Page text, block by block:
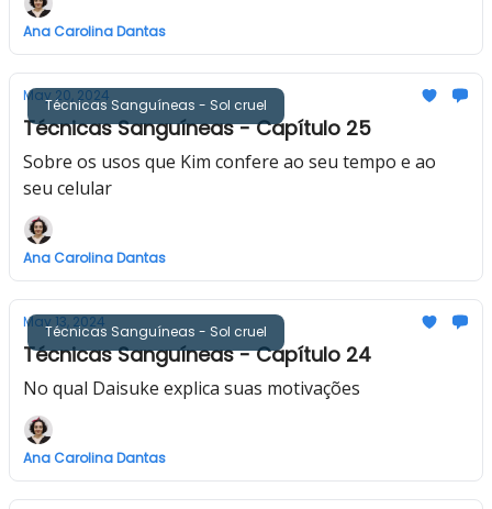
Ana Carolina Dantas
Técnicas Sanguíneas - Sol cruel
May 20, 2024
Técnicas Sanguíneas - Capítulo 25
Sobre os usos que Kim confere ao seu tempo e ao
seu celular
Ana Carolina Dantas
Técnicas Sanguíneas - Sol cruel
May 13, 2024
Técnicas Sanguíneas - Capítulo 24
No qual Daisuke explica suas motivações
Ana Carolina Dantas